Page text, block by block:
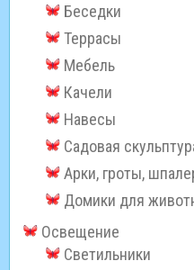
Беседки
Террасы
Мебель
Качели
Навесы
Садовая
Арки, гроты,
Домики для
Освещение
Светильники